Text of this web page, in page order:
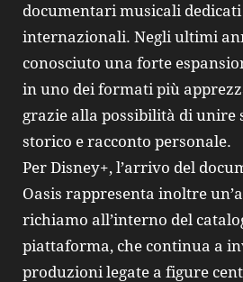
documentari musicali
internazionali. Negli ultimi
conosciuto una forte
in uno dei formati più
grazie alla possibilità di unire
storico e racconto personale.
Per Disney+, l’arrivo del
Oasis rappresenta inoltre
richiamo all’interno del
piattaforma, che continua a
produzioni legate a figure